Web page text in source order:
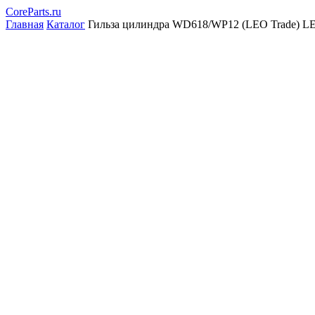
CoreParts.ru
Главная Каталог Гильза цилиндра WD618/WP12 (LEO Trade)